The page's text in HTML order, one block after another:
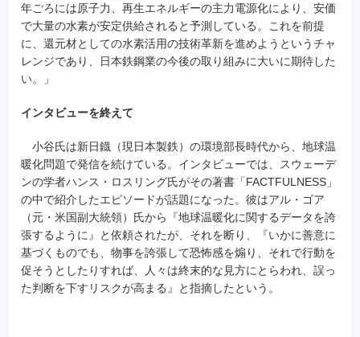
年ごろには原子力、再生エネルギーの主力電源化により、安価
で大量の水素が安定供給されると予測している。これを前提
に、還元材としての水素活用の技術革新を進めようというチャ
レンジであり、日本鉄鋼業の今後の取り組みに大いに期待した
い。」
インタビューを終えて
小谷氏は新日鐡（現日本製鉄）の環境部長時代から、地球温
暖化問題で発信を続けている。インタビューでは、スウェーデ
ンの学者ハンス・ロスリング氏がその著書「FACTFULNESS」
の中で紹介したエピソードが話題になった。彼はアル・ゴア
（元・米国副大統領）氏から『地球温暖化に関するデータを誇
張するように』と依頼されたが、それを断り、『いかに善意に
基づくものでも、物事を誇張して恐怖感を煽り、それで行動を
促そうとしたりすれば、人々は終末的な見方にとらわれ、誤っ
た判断を下すリスクが高まる』と指摘したという。